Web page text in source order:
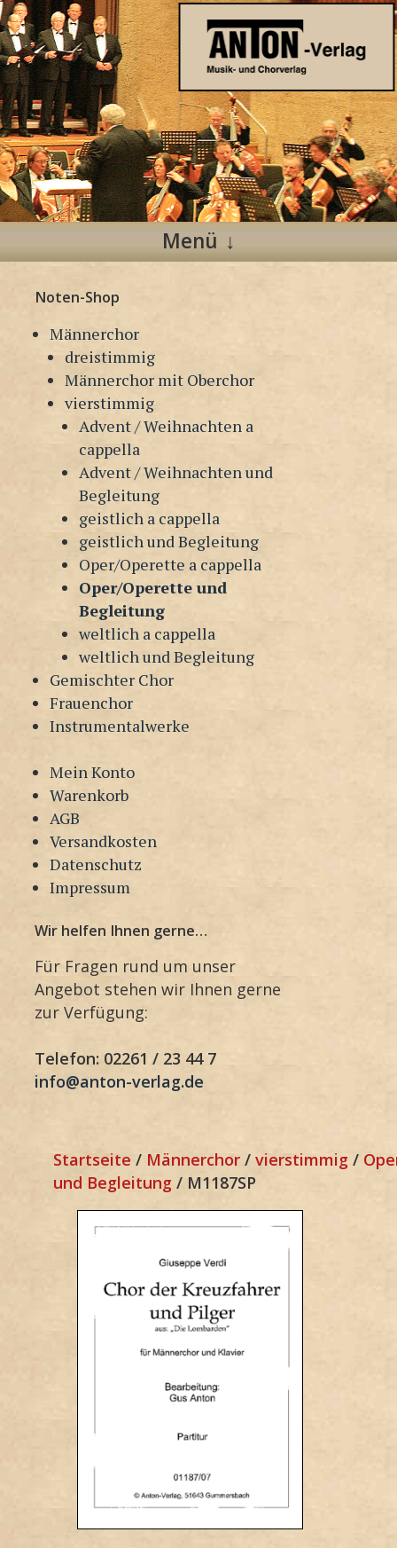
Anton Verlag
Musik- und Chorverlag
Menü
Inhalt
springen
Noten-Shop
Männerchor
dreistimmig
Männerchor mit Oberchor
vierstimmig
Advent / Weihnachten a
cappella
Advent / Weihnachten und
Begleitung
geistlich a cappella
geistlich und Begleitung
Oper/Operette a cappella
Oper/Operette und
Begleitung
weltlich a cappella
weltlich und Begleitung
Gemischter Chor
Frauenchor
Instrumentalwerke
Mein Konto
Warenkorb
AGB
Versandkosten
Datenschutz
Impressum
Wir helfen Ihnen gerne…
Für Fragen rund um unser
Angebot stehen wir Ihnen gerne
zur Verfügung:
Telefon: 02261 / 23 44 7
info@anton-verlag.de
Startseite / Männerchor / vierstimmig /
und Begleitung / M1187SP